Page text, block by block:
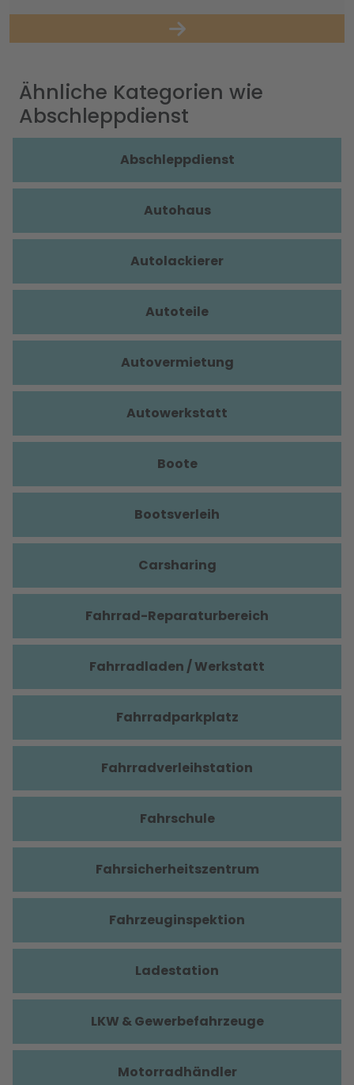
Ähnliche Kategorien wie
Abschleppdienst
Abschleppdienst
Autohaus
Autolackierer
Autoteile
Autovermietung
Autowerkstatt
Boote
Bootsverleih
Carsharing
Fahrrad-Reparaturbereich
Fahrradladen / Werkstatt
Fahrradparkplatz
Fahrradverleihstation
Fahrschule
Fahrsicherheitszentrum
Fahrzeuginspektion
Ladestation
LKW & Gewerbefahrzeuge
Motorradhändler